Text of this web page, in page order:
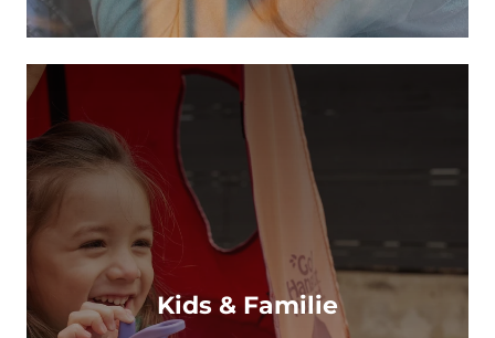
Kids & Familie